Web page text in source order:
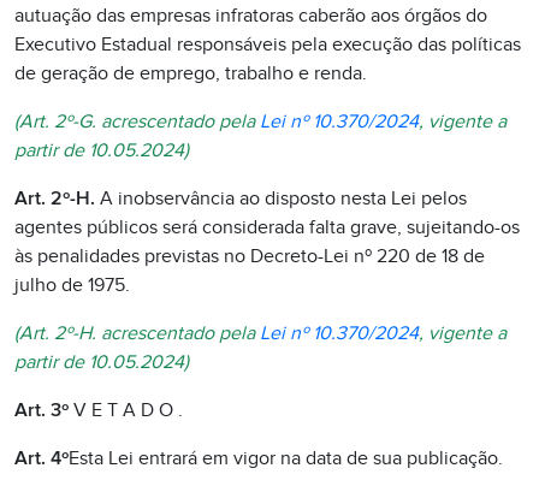
autuação das empresas infratoras caberão aos órgãos do
Executivo Estadual responsáveis pela execução das políticas
de geração de emprego, trabalho e renda.
(Art. 2º-G. acrescentado pela Lei nº 10.370/2024, vigente a
partir de 10.05.2024)
Art. 2º-H. A inobservância ao disposto nesta Lei pelos
agentes públicos será considerada falta grave, sujeitando-os
às penalidades previstas no Decreto-Lei nº 220 de 18 de
julho de 1975.
(Art. 2º-H. acrescentado pela Lei nº 10.370/2024, vigente a
partir de 10.05.2024)
Art. 3º V E T A D O .
Art. 4ºEsta Lei entrará em vigor na data de sua publicação.